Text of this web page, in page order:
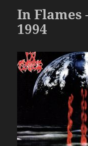
In Flames
1994